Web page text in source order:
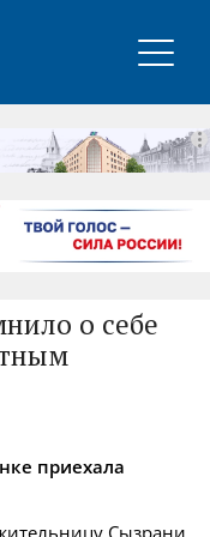
о себе
приехала
Сызрани